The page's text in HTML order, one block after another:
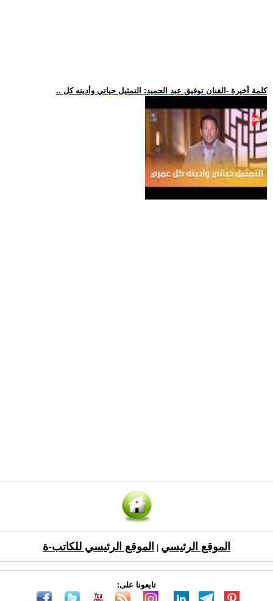
.. كلمة أخيرة -الفنان توفيق عبد الحميد: التمثيل حياتي وأديته كل
الموقع الرئيسي الموقع الرئيسي للكاتب-ة
تابعونا على: